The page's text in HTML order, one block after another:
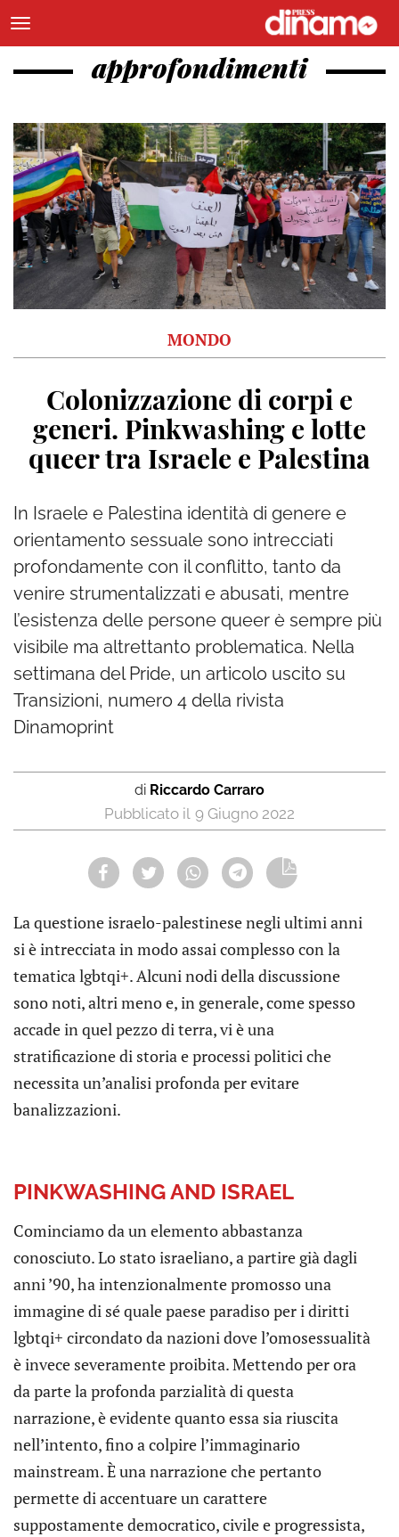
approfondimenti
MONDO
Colonizzazione di corpi e
generi. Pinkwashing e lotte
queer tra Israele e Palestina
In Israele e Palestina identità di genere e
orientamento sessuale sono intrecciati
profondamente con il conflitto, tanto da
venire strumentalizzati e abusati, mentre
l’esistenza delle persone queer è sempre più
visibile ma altrettanto problematica. Nella
settimana del Pride, un articolo uscito su
Transizioni, numero 4 della rivista
Dinamoprint
di Riccardo Carraro
9 Giugno 2022
La questione israelo-palestinese negli ultimi anni
si è intrecciata in modo assai complesso con la
tematica lgbtqi+. Alcuni nodi della discussione
sono noti, altri meno e, in generale, come spesso
accade in quel pezzo di terra, vi è una
stratificazione di storia e processi politici che
necessita un’analisi profonda per evitare
banalizzazioni.
PINKWASHING AND ISRAEL
Cominciamo da un elemento abbastanza
conosciuto. Lo stato israeliano, a partire già dagli
anni ’90, ha intenzionalmente promosso una
immagine di sé quale paese paradiso per i diritti
lgbtqi+ circondato da nazioni dove l’omosessualità
è invece severamente proibita. Mettendo per ora
da parte la profonda parzialità di questa
narrazione, è evidente quanto essa sia riuscita
nell’intento, fino a colpire l’immaginario
mainstream. È una narrazione che pertanto
permette di accentuare un carattere
suppostamente democratico, civile e progressista,